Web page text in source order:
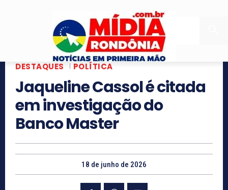
DESTAQUES POLÍTICA
Jaqueline Cassol é citada
em investigação do
Banco Master
18 de junho de 2026